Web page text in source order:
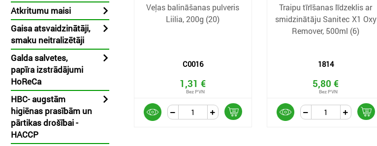
Atkritumu maisi
Gaisa atsvaidzinātāji,
smaku neitralizētāji
Galda salvetes,
papīra izstrādājumi
HoReCa
HBC- augstām
higiēnas prasībām un
pārtikas drošībai -
HACCP
Veļas balināšanas pulveris
Liilia, 200g (20)
C0016
1,31 €
Traipu tīrīšanas līdzeklis ar
smidzinātāju Sanitec X1 Oxy
Remover, 500ml (6)
1814
5,80 €